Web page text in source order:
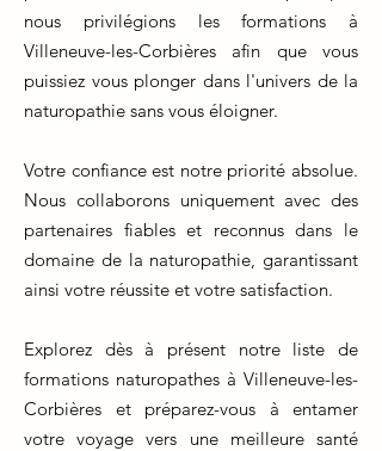
nous privilégions les formations à
Villeneuve-les-Corbières afin que vous
puissiez vous plonger dans l'univers de la
naturopathie sans vous éloigner.
Votre confiance est notre priorité absolue.
Nous collaborons uniquement avec des
partenaires fiables et reconnus dans le
domaine de la naturopathie, garantissant
ainsi votre réussite et votre satisfaction.
Explorez dès à présent notre liste de
formations naturopathes à Villeneuve-les-
Corbières et préparez-vous à entamer
votre voyage vers une meilleure santé